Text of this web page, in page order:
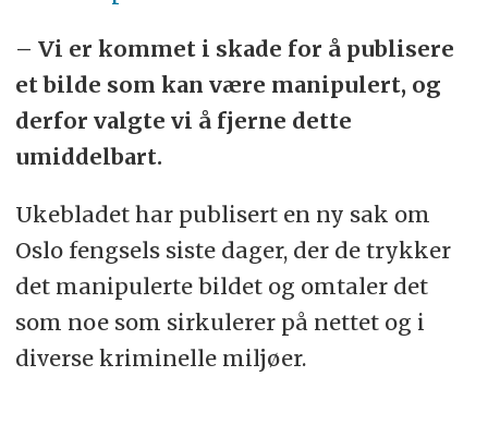
– Vi er kommet i skade for å publisere
et bilde som kan være manipulert, og
derfor valgte vi å fjerne dette
umiddelbart.
Ukebladet har publisert en ny sak om
Oslo fengsels siste dager, der de trykker
det manipulerte bildet og omtaler det
som noe som sirkulerer på nettet og i
diverse kriminelle miljøer.